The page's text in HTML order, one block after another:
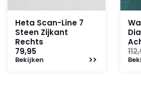
Heta Scan-Line 7
Steen Zijkant
Rechts
79,95
Bekijken